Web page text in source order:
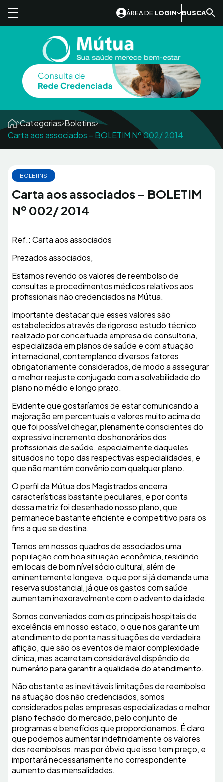
ÁREA DE LOGIN BUSCA
Categorias Boletins
Carta aos associados – BOLETIM Nº 002/ 2014
BOLETINS
Carta aos associados – BOLETIM
Nº 002/ 2014
Ref.: Carta aos associados
Prezados associados,
Estamos revendo os valores de reembolso de
consultas e procedimentos médicos relativos aos
profissionais não credenciados na Mútua.
Importante destacar que esses valores são
estabelecidos através de rigoroso estudo técnico
realizado por conceituada empresa de consultoria,
especializada em planos de saúde e com atuação
internacional, contemplando diversos fatores
obrigatoriamente considerados, de modo a assegurar
o melhor reajuste conjugado com a solvabilidade do
plano no médio e longo prazo.
Evidente que gostaríamos de estar comunicando a
majoração em percentuais e valores muito acima do
que foi possível chegar, plenamente conscientes do
expressivo incremento dos honorários dos
profissionais de saúde, especialmente daqueles
situados no topo das respectivas especialidades, e
que não mantém convênio com qualquer plano.
O perfil da Mútua dos Magistrados encerra
características bastante peculiares, e por conta
dessa matriz foi desenhado nosso plano, que
permanece bastante eficiente e competitivo para os
fins a que se destina.
Temos em nossos quadros de associados uma
população com boa situação econômica, residindo
em locais de bom nível sócio cultural, além de
eminentemente longeva, o que por si já demanda uma
reserva substancial, já que os gastos com saúde
aumentam inexoravelmente com o advento da idade.
Somos conveniados com os principais hospitais de
excelência em nosso estado, o que nos garante um
atendimento de ponta nas situações de verdadeira
aflição, que são os eventos de maior complexidade
clínica, mas acarretam considerável dispêndio de
numerário para garantir a qualidade do atendimento.
Não obstante as inevitáveis limitações de reembolso
na atuação dos não credenciados, somos
considerados pelas empresas especializadas o melhor
plano fechado do mercado, pelo conjunto de
programas e benefícios que proporcionamos. É claro
que podemos aumentar indefinidamente os valores
dos reembolsos, mas por óbvio que isso tem preço, e
importará necessariamente no correspondente
aumento das mensalidades.